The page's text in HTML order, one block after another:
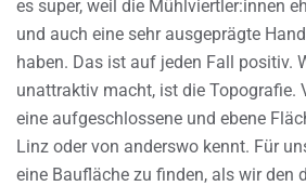
es super, weil die Mühlviertler:innen
und auch eine sehr ausgeprägte
haben. Das ist auf jeden Fall positiv.
unattraktiv macht, ist die Topografie.
eine aufgeschlossene und ebene
Linz oder von anderswo kennt. Für
eine Baufläche zu finden, als wir den